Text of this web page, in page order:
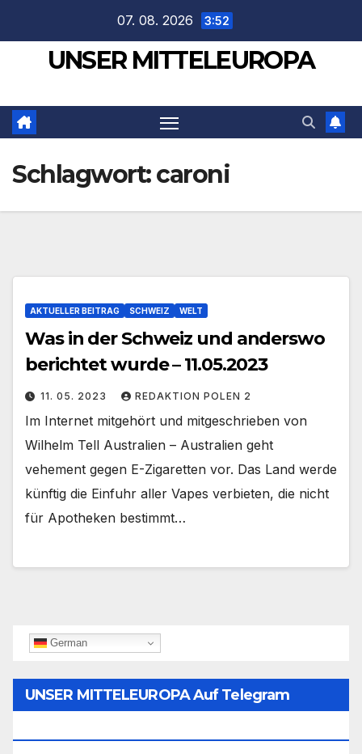
springen
07. 08. 2026 3:52
UNSER MITTELEUROPA
Schlagwort:caroni
AKTUELLER BEITRAG SCHWEIZ WELT
Was in der Schweiz und anderswo
berichtet wurde – 11.05.2023
11. 05. 2023 REDAKTION POLEN 2
Im Internet mitgehört und mitgeschrieben von
Wilhelm Tell Australien – Australien geht
vehement gegen E-Zigaretten vor. Das Land werde
künftig die Einfuhr aller Vapes verbieten, die nicht
für Apotheken bestimmt…
German
UNSER MITTELEUROPA Auf Telegram